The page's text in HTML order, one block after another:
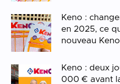
Keno :
en 2025, ce
nouveau
Keno : deux
000 € avant